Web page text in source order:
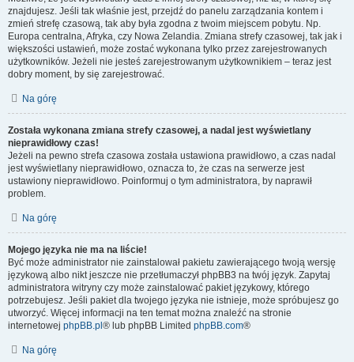
znajdujesz. Jeśli tak właśnie jest, przejdź do panelu zarządzania kontem i
zmień strefę czasową, tak aby była zgodna z twoim miejscem pobytu. Np.
Europa centralna, Afryka, czy Nowa Zelandia. Zmiana strefy czasowej, tak jak i
większości ustawień, może zostać wykonana tylko przez zarejestrowanych
użytkowników. Jeżeli nie jesteś zarejestrowanym użytkownikiem – teraz jest
dobry moment, by się zarejestrować.
Na górę
Została wykonana zmiana strefy czasowej, a nadal jest wyświetlany
nieprawidłowy czas!
Jeżeli na pewno strefa czasowa została ustawiona prawidłowo, a czas nadal
jest wyświetlany nieprawidłowo, oznacza to, że czas na serwerze jest
ustawiony nieprawidłowo. Poinformuj o tym administratora, by naprawił
problem.
Na górę
Mojego języka nie ma na liście!
Być może administrator nie zainstalował pakietu zawierającego twoją wersję
językową albo nikt jeszcze nie przetłumaczył phpBB3 na twój język. Zapytaj
administratora witryny czy może zainstalować pakiet językowy, którego
potrzebujesz. Jeśli pakiet dla twojego języka nie istnieje, może spróbujesz go
utworzyć. Więcej informacji na ten temat można znaleźć na stronie
internetowej phpBB.pl ® lub phpBB Limited phpBB.com®
Na górę